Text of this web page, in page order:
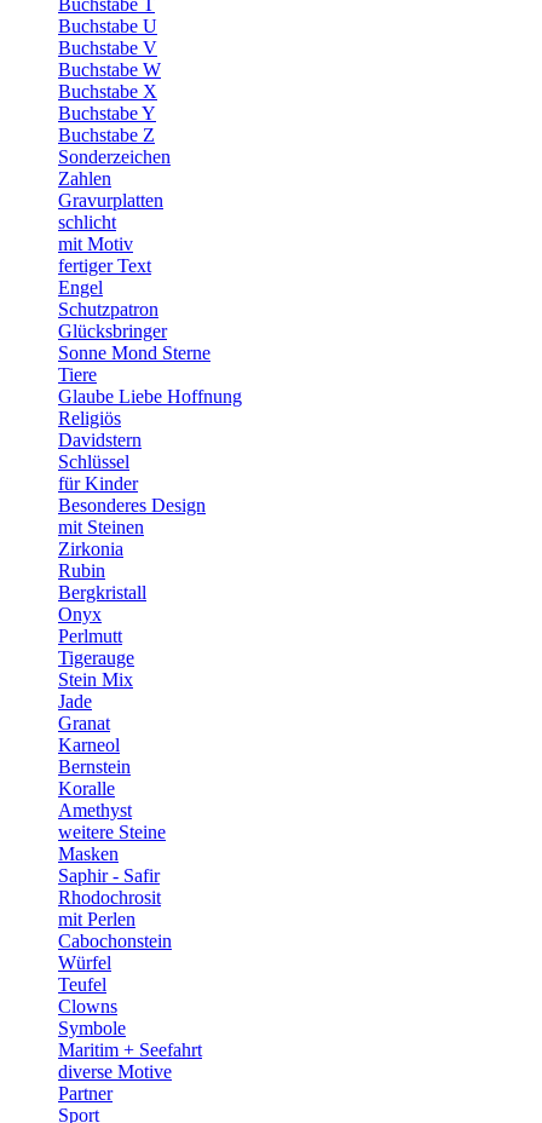
Buchstabe U
Buchstabe V
Buchstabe W
Buchstabe X
Buchstabe Y
Buchstabe Z
Sonderzeichen
Zahlen
Gravurplatten
schlicht
mit Motiv
fertiger Text
Engel
Schutzpatron
Glücksbringer
Sonne Mond Sterne
Tiere
Glaube Liebe Hoffnung
Religiös
Davidstern
Schlüssel
für Kinder
Besonderes Design
mit Steinen
Zirkonia
Rubin
Bergkristall
Onyx
Perlmutt
Tigerauge
Stein Mix
Jade
Granat
Karneol
Bernstein
Koralle
Amethyst
weitere Steine
Masken
Saphir - Safir
Rhodochrosit
mit Perlen
Cabochonstein
Würfel
Teufel
Clowns
Symbole
Maritim + Seefahrt
diverse Motive
Partner
Sport